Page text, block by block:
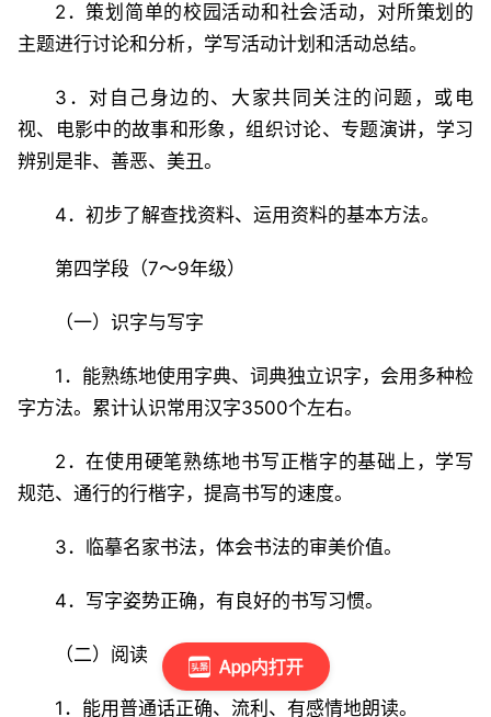
App内打开
2．策划简单的校园活动和社会活动，对所策划的
主题进行讨论和分析，学写活动计划和活动总结。
3．对自己身边的、大家共同关注的问题，或电
视、电影中的故事和形象，组织讨论、专题演讲，学习
辨别是非、善恶、美丑。
4．初步了解查找资料、运用资料的基本方法。
第四学段（7～9年级）
（一）识字与写字
1．能熟练地使用字典、词典独立识字，会用多种检
字方法。累计认识常用汉字3500个左右。
2．在使用硬笔熟练地书写正楷字的基础上，学写
规范、通行的行楷字，提高书写的速度。
3．临摹名家书法，体会书法的审美价值。
4．写字姿势正确，有良好的书写习惯。
（二）阅读
1．能用普通话正确、流利、有感情地朗读。